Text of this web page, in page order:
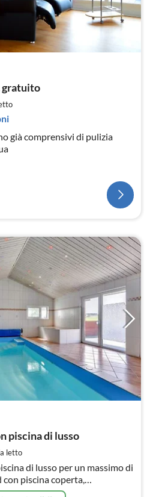
gratuito
già comprensivi di pulizia
piscina di lusso
letto
di lusso per un massimo di
con piscina coperta,
sauna, camino, casa a